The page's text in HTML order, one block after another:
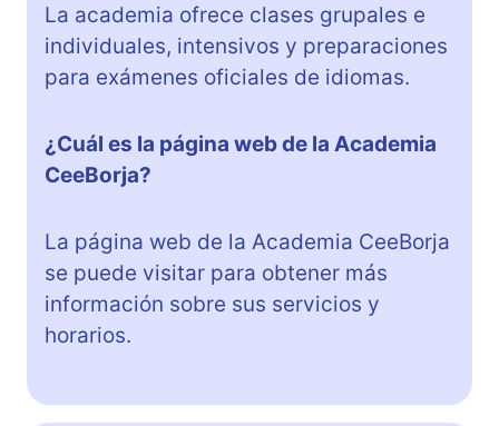
La academia ofrece clases grupales e
individuales, intensivos y preparaciones
para exámenes oficiales de idiomas.
¿Cuál es la página web de la Academia
CeeBorja?
La página web de la Academia CeeBorja
se puede visitar para obtener más
información sobre sus servicios y
horarios.